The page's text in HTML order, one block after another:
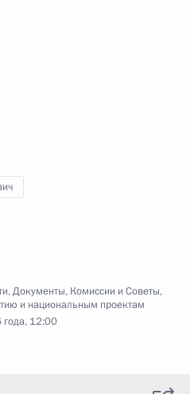
,Документы, Комиссии и Советы,
и национальным проектам
12:00